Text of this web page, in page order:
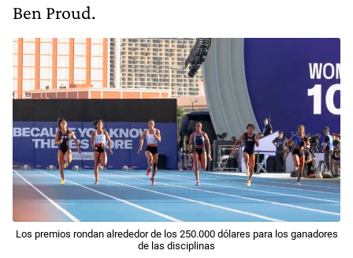
Ben Proud.
Los premios rondan alrededor de los 250.000 dólares para los ganadores
de las disciplinas